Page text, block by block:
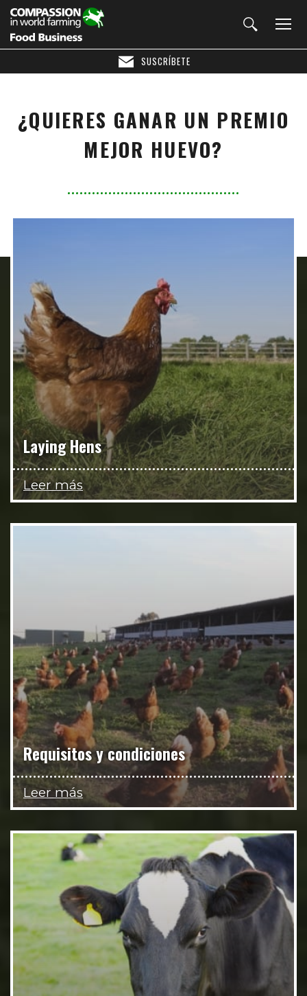
SUSCRÍBETE
¿QUIERES GANAR UN PREMIO
MEJOR HUEVO?
Laying Hens
Leer más
Requisitos y condiciones
Leer más